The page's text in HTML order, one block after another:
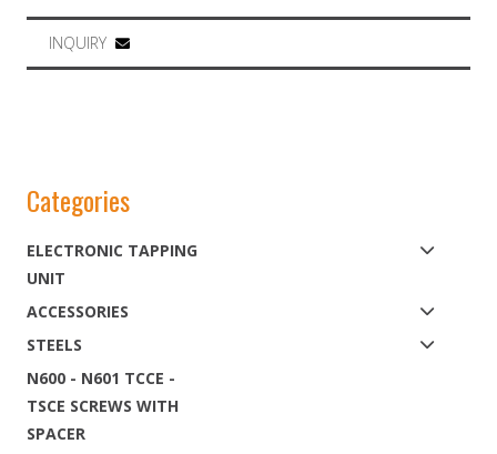
Categories
ELECTRONIC TAPPING
UNIT
ACCESSORIES
STEELS
N600 - N601 TCCE -
TSCE SCREWS WITH
SPACER
INQUIRY